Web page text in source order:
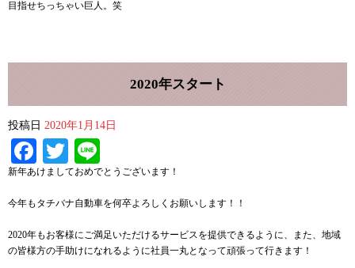
目指せちっちゃい巨人。笑
2020年スタート
投稿日 2020年1月14日
Facebook
Twitter
新年あけましておめでとうございます！
今年もタチバナ自動車を何卒よろしくお願いします！！
2020年もお客様にご満足いただけるサービスを提供できるように、また、地域
の皆様方の手助けになれるように社員一丸となって頑張って行きます！